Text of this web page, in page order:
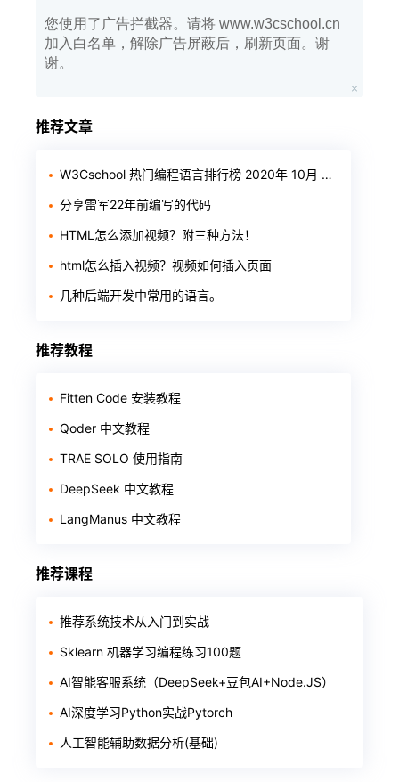
您使用了广告拦截器。请将 www.w3cschool.cn
加入白名单，解除广告屏蔽后，刷新页面。谢
谢。
推荐文章
W3Cschool 热门编程语言排行榜 2020年 10月 TOP10
分享雷军22年前编写的代码
HTML怎么添加视频？附三种方法！
html怎么插入视频？视频如何插入页面
几种后端开发中常用的语言。
推荐教程
Fitten Code 安装教程
Qoder 中文教程
TRAE SOLO 使用指南
DeepSeek 中文教程
LangManus 中文教程
推荐课程
推荐系统技术从入门到实战
Sklearn 机器学习编程练习100题
AI智能客服系统（DeepSeek+豆包AI+Node.JS）
AI深度学习Python实战Pytorch
人工智能辅助数据分析(基础)